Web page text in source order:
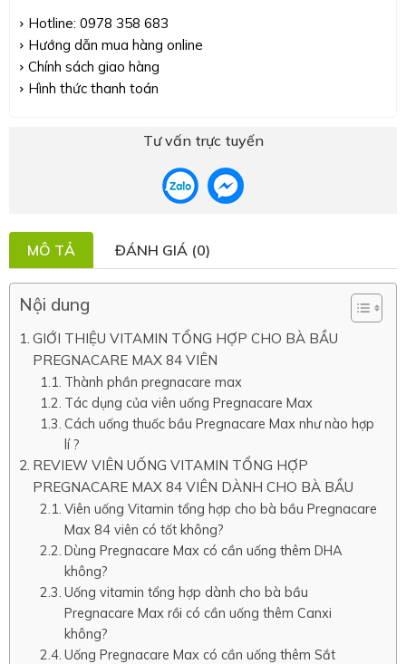
Hotline: 0978 358 683
Hướng dẫn mua hàng online
Chính sách giao hàng
Hình thức thanh toán
Tư vấn trực tuyến
MÔ TẢ ĐÁNH GIÁ (0)
Nội dung
GIỚI THIỆU VITAMIN TỔNG HỢP CHO BÀ BẦU
PREGNACARE MAX 84 VIÊN
Thành phần pregnacare max
Tác dụng của viên uống Pregnacare Max
Cách uống thuốc bầu Pregnacare Max như nào hợp
lí ?
REVIEW VIÊN UỐNG VITAMIN TỔNG HỢP
PREGNACARE MAX 84 VIÊN DÀNH CHO BÀ BẦU
Viên uống Vitamin tổng hợp cho bà bầu Pregnacare
Max 84 viên có tốt không?
Dùng Pregnacare Max có cần uống thêm DHA
không?
Uống vitamin tổng hợp dành cho bà bầu
Pregnacare Max rồi có cần uống thêm Canxi
không?
Uống Pregnacare Max có cần uống thêm Sắt